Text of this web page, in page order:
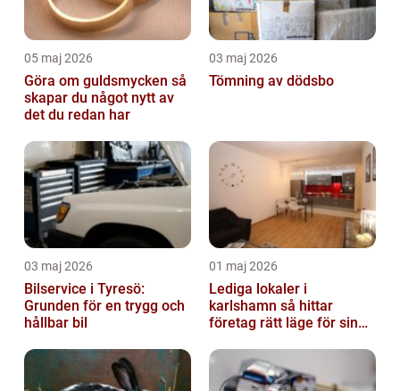
05 maj 2026
Göra om guldsmycken så
skapar du något nytt av
det du redan har
03 maj 2026
Tömning av dödsbo
03 maj 2026
Bilservice i Tyresö:
Grunden för en trygg och
hållbar bil
01 maj 2026
Lediga lokaler i
karlshamn så hittar
företag rätt läge för sin